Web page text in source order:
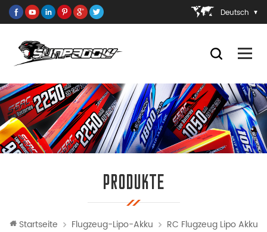
Deutsch
PRODUKTE
Startseite Flugzeug-Lipo-Akku
RC Flugzeug Lipo Akku